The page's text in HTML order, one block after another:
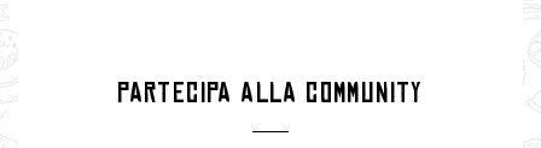
PARTECIPA ALLA COMMUNITY